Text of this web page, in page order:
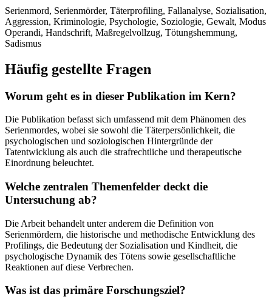
Serienmord, Serienmörder, Täterprofiling, Fallanalyse, Sozialisation,
Aggression, Kriminologie, Psychologie, Soziologie, Gewalt, Modus
Operandi, Handschrift, Maßregelvollzug, Tötungshemmung,
Sadismus
Häufig gestellte Fragen
Worum geht es in dieser Publikation im Kern?
Die Publikation befasst sich umfassend mit dem Phänomen des
Serienmordes, wobei sie sowohl die Täterpersönlichkeit, die
psychologischen und soziologischen Hintergründe der
Tatentwicklung als auch die strafrechtliche und therapeutische
Einordnung beleuchtet.
Welche zentralen Themenfelder deckt die
Untersuchung ab?
Die Arbeit behandelt unter anderem die Definition von
Serienmördern, die historische und methodische Entwicklung des
Profilings, die Bedeutung der Sozialisation und Kindheit, die
psychologische Dynamik des Tötens sowie gesellschaftliche
Reaktionen auf diese Verbrechen.
Was ist das primäre Forschungsziel?